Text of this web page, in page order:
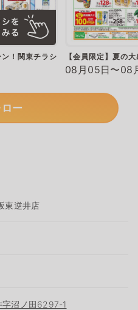
ン！関東チラシ 【会員限定】夏の
08月05日〜08
ー
東逆井店
字沼ノ田6297-1